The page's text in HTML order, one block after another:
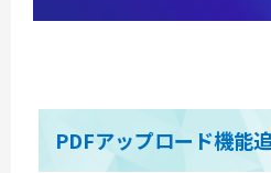
PDFアップロード機能